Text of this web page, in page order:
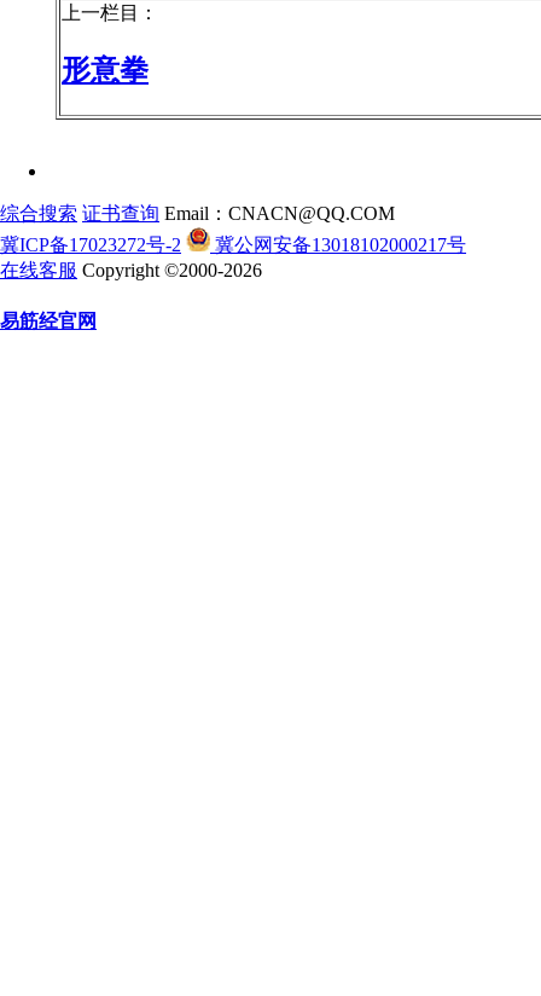
上一栏目：
形意拳
综合搜索 证书查询 Email：CNACN@QQ.COM
冀ICP备17023272号-2
冀公网安备13018102000217号
在线客服 Copyright ©2000-2026
易筋经官网